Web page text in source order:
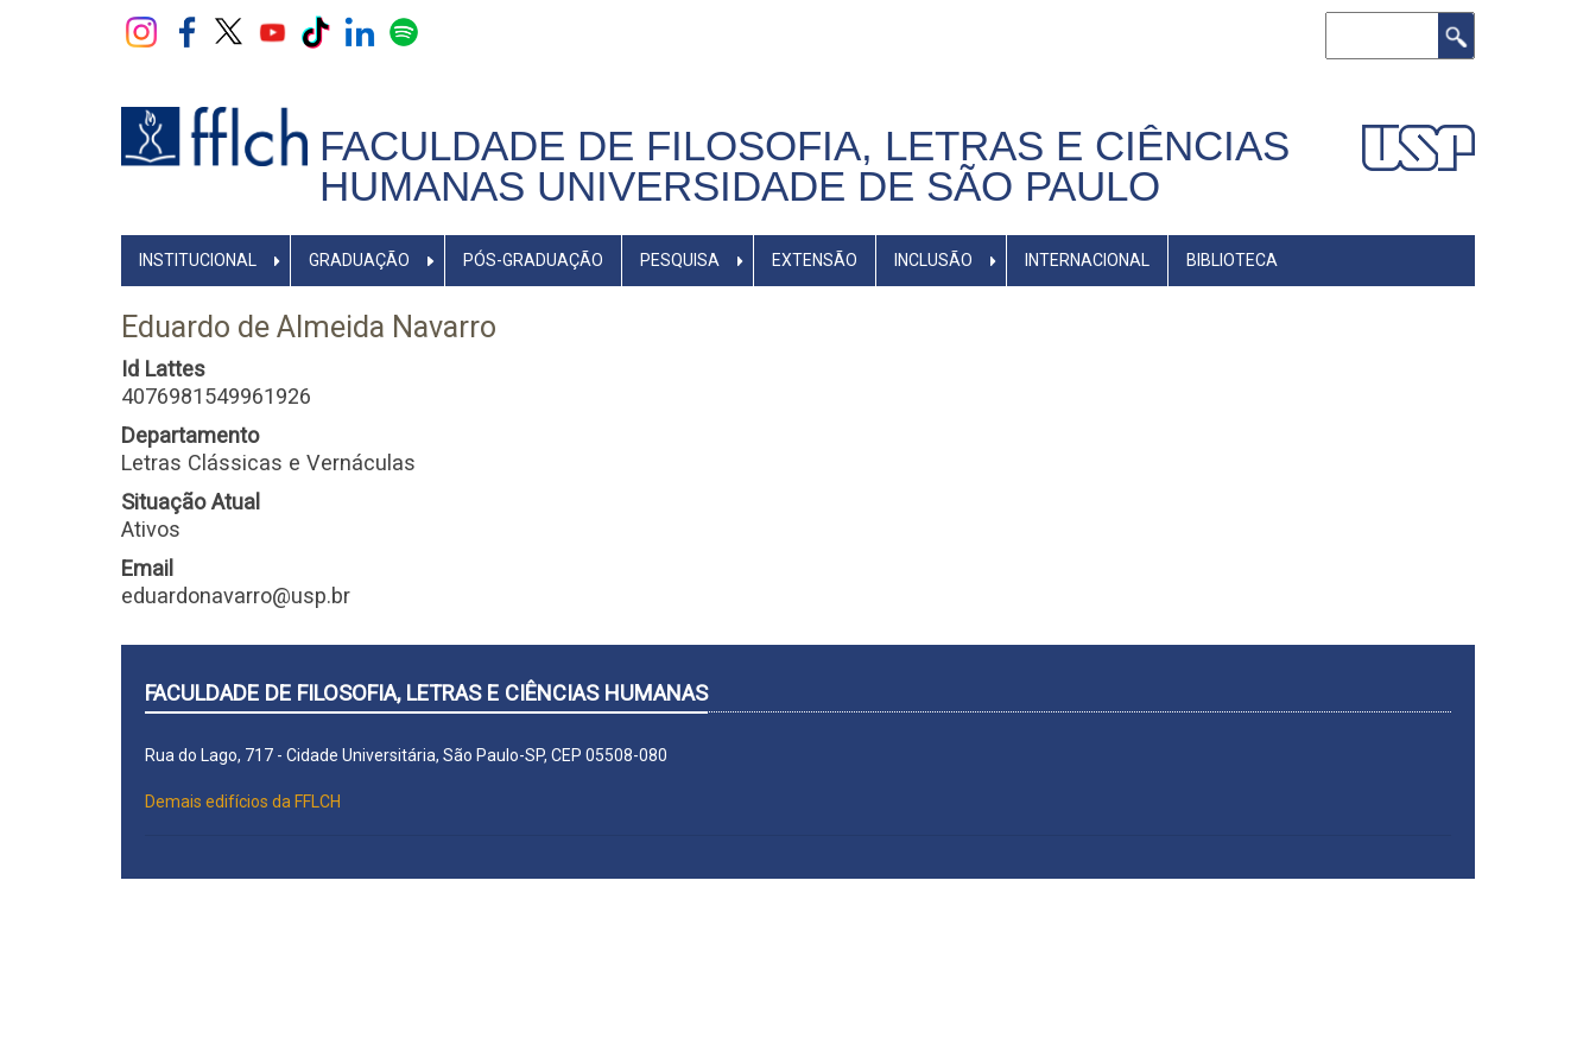
FACULDADE DE FILOSOFIA, LETRAS E CIÊNCIAS
HUMANAS UNIVERSIDADE DE SÃO PAULO
NAVEGADOR
PRINCIPAL
INSTITUCIONAL GRADUAÇÃO PÓS-GRADUAÇÃO PESQUISA EXTENSÃO INCLUSÃO INTERNACIONAL BIBLIOTECA
Eduardo de Almeida Navarro
Id Lattes
4076981549961926
Departamento
Letras Clássicas e Vernáculas
Situação Atual
Ativos
Email
eduardonavarro@usp.br
FACULDADE DE FILOSOFIA, LETRAS E CIÊNCIAS HUMANAS
Rua do Lago, 717 - Cidade Universitária, São Paulo-SP, CEP 05508-080
Demais edifícios da FFLCH